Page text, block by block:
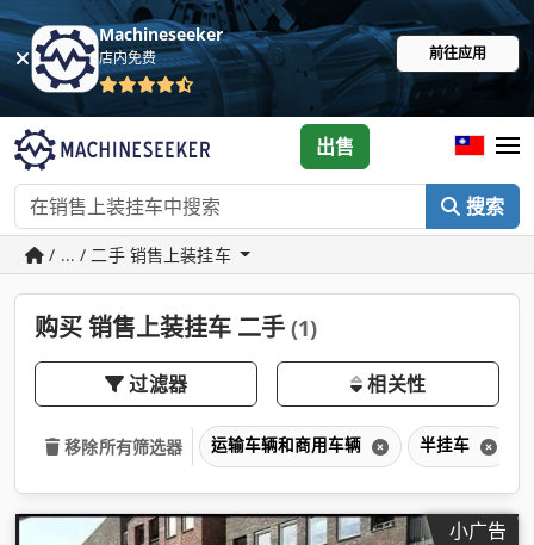
Machineseeker
店内免费 前往应用
搜索
出售
/ ... / 二手 销售上装挂车
购买 销售上装挂车 二手 (1)
过滤器 相关性
移除所有筛选器 运输车辆和商用车辆 半挂车
小广告